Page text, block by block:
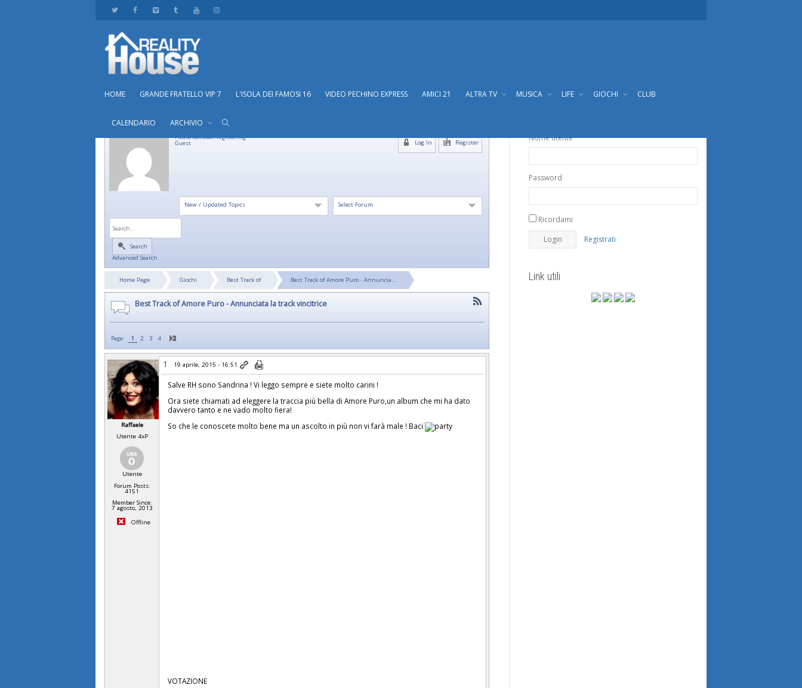
HOME GRANDE FRATELLO VIP 7 L'ISOLA DEI FAMOSI 16 VIDEO PECHINO EXPRESS AMICI 21 ALTRA TV MUSICA LIFE GIOCHI CLUB
CALENDARIO ARCHIVIO
Please consider registering
Guest Register
Log In
Select Forum
New / Updated Topics
Search
Advanced Search
Home Page Giochi Best Track of Best Track of Amore Puro - Annuncia…
Best Track of Amore Puro - Annunciata la track vincitrice
Page: 1 2 3 4
Raffaele
Utente 4xP
Utente
Forum Posts:
4151
Member Since:
7 agosto, 2013
Offline
1 19 aprile, 2015 - 16:51
Salve RH sono Sandrina ! Vi leggo sempre e siete molto carini !
Ora siete chiamati ad eleggere la traccia più bella di Amore Puro,un album che mi ha dato
davvero tanto e ne vado molto fiera!
So che le conoscete molto bene ma un ascolto in più non vi farà male ! Baci
VOTAZIONE
Nome utente
Password
Ricordami
Registrati
Link utili